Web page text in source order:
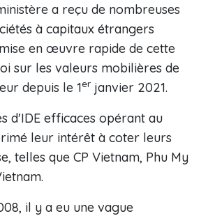
a reçu de nombreuses
à capitaux étrangers
en œuvre rapide de cette
sur les valeurs mobilières de
depuis le 1er janvier 2021.
d'IDE efficaces opérant au
leur intérêt à coter leurs
telles que CP Vietnam, Phu My
il y a eu une vague